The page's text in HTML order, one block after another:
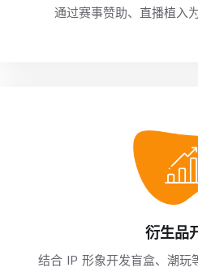
通过赛事赞助、直播植入
衍生品
结合 IP 形象开发盲盒、潮玩